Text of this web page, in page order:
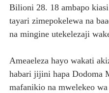
Bilioni 28. 18 ambapo
tayari zimepokelewa na
na mingine utekelezaji
Ameaeleza hayo wakati
habari jijini hapa Dodoma
mafanikio na mwelekeo